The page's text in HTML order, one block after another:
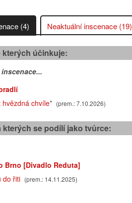
(4) Neaktuální inscenace (19)
kterých účinkuje:
hvězdná chvíle* (prem.: 7.10.2026)
kterých se podílí jako tvůrce:
Brno [Divadlo Reduta]
do řiti (prem.: 14.11.2025)